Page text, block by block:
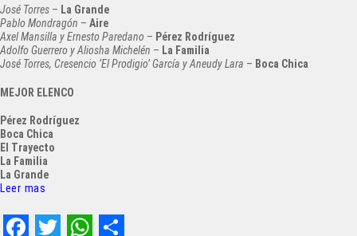
José Torres – La Grande
Pablo Mondragón – Aire
Axel Mansilla y Ernesto Paredano – Pérez Rodríguez
Adolfo Guerrero y Aliosha Michelén – La Familia
José Torres, Cresencio ‘El Prodigio’ García y Aneudy Lara – Boca Chica
MEJOR ELENCO
Pérez Rodríguez
Boca Chica
El Trayecto
La Familia
La Grande
Leer mas